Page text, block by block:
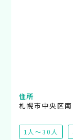
住所
札幌市中央区
1人～30人